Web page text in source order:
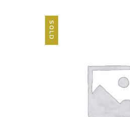
SOLD